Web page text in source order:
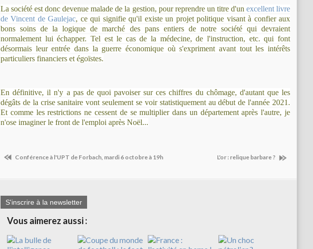
La société est donc devenue malade de la gestion, pour reprendre un titre d'un excellent livre
de Vincent de Gaulejac, ce qui signifie qu'il existe un projet politique visant à confier aux
bons soins de la logique de marché des pans entiers de notre société qui devraient
normalement lui échapper. Tel est le cas de la médecine, de l'instruction, etc. qui font
désormais leur entrée dans la guerre économique où s'expriment avant tout les intérêts
particuliers financiers et égoïstes.
En définitive, il n'y a pas de quoi pavoiser sur ces chiffres du chômage, d'autant que les
dégâts de la crise sanitaire vont seulement se voir statistiquement au début de l'année 2021.
Et comme les restrictions ne cessent de se multiplier dans un département après l'autre, je
n'ose imaginer le front de l'emploi après Noël...
Conférence à l'UPT de Forbach, mardi 6 octobre à 19h L'or : relique barbare ?
S'inscrire à la newsletter
Vous aimerez aussi :